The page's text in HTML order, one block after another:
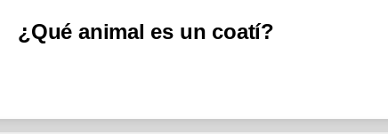
¿Qué animal es un coatí?